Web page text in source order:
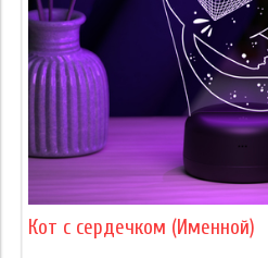
Кот с сердечком (Именной)